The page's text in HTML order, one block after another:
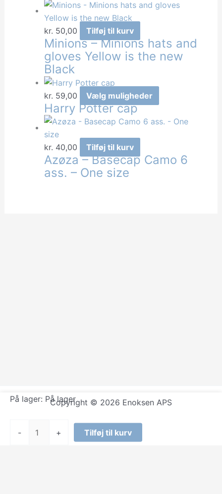
kr. 50,00 Tilføj til kurv
Minions – Minions hats and
gloves Yellow is the new
Black
kr. 59,00 Vælg muligheder
vare
har
Mulighederne
Harry Potter cap
kr. 40,00 Tilføj til kurv
Azøza – Basecap Camo 6
ass. – One size
Copyright © 2026 Enoksen APS
På lager: På lager
- + Tilføj til kurv